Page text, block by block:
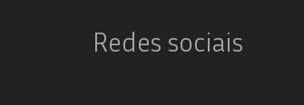
Redes sociais